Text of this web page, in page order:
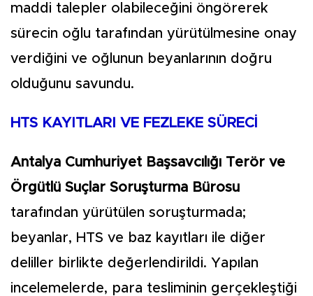
maddi talepler olabileceğini öngörerek
sürecin oğlu tarafından yürütülmesine onay
verdiğini ve oğlunun beyanlarının doğru
olduğunu savundu.
HTS KAYITLARI VE FEZLEKE SÜRECİ
Antalya Cumhuriyet Başsavcılığı Terör ve
Örgütlü Suçlar Soruşturma Bürosu
tarafından yürütülen soruşturmada;
beyanlar, HTS ve baz kayıtları ile diğer
deliller birlikte değerlendirildi. Yapılan
incelemelerde, para tesliminin gerçekleştiği